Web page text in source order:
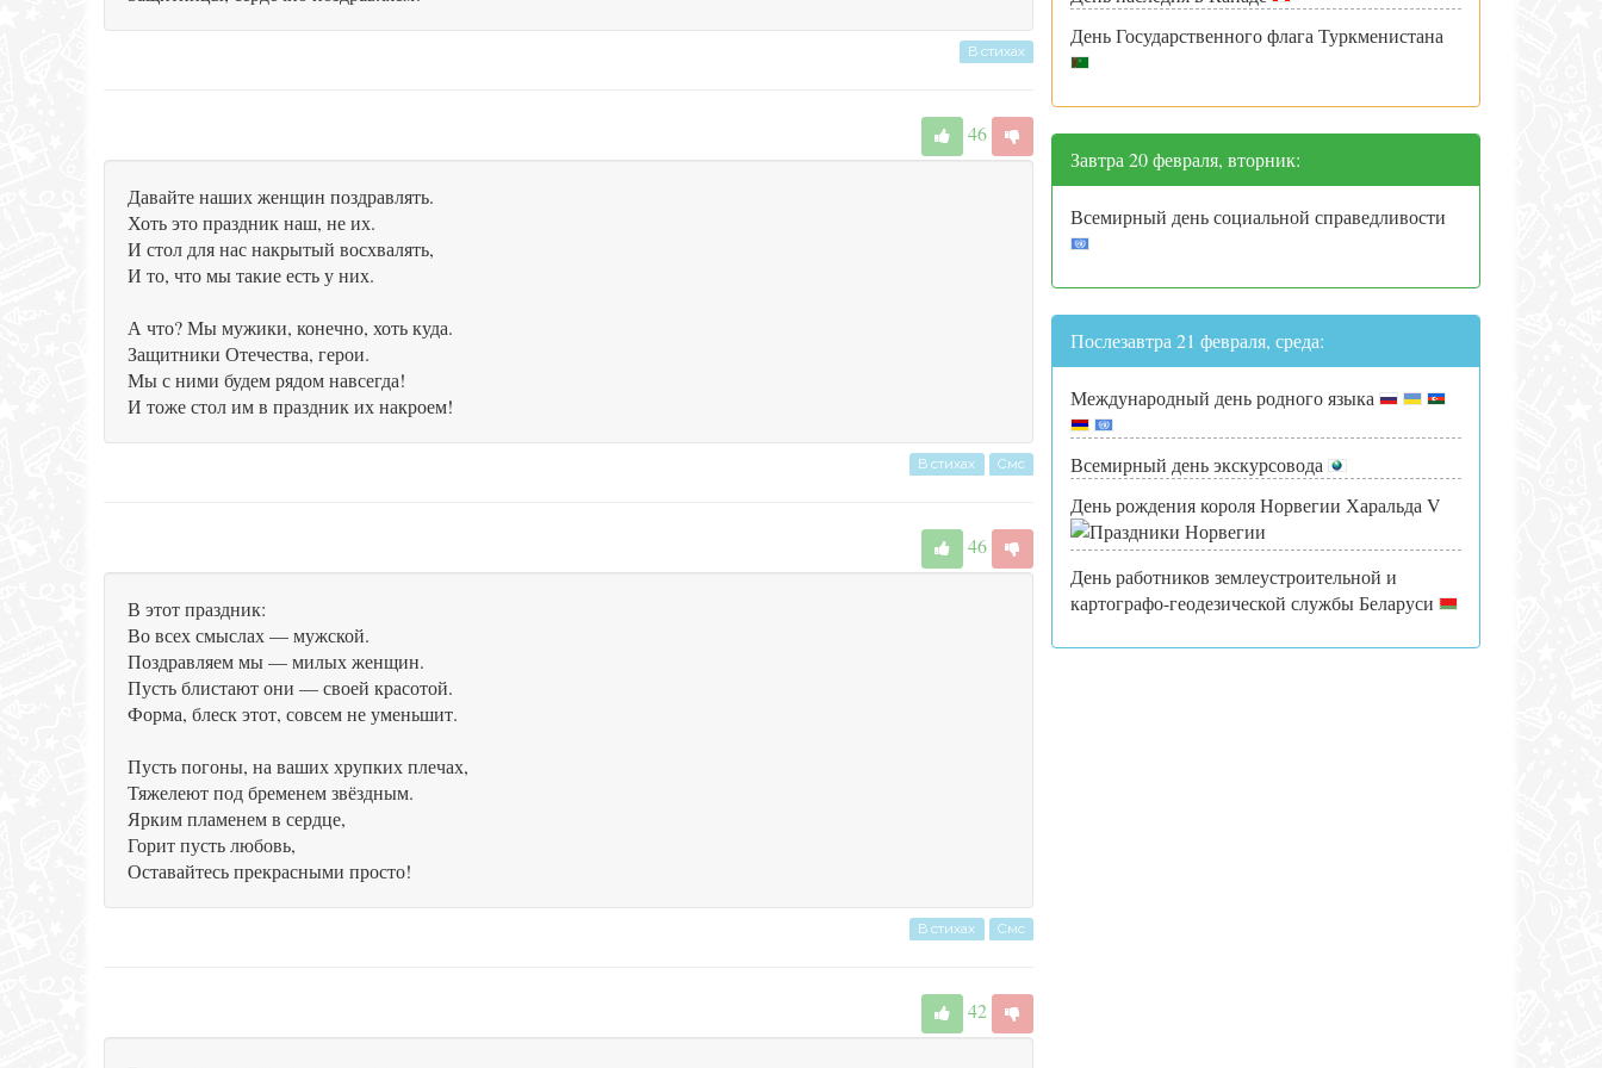
В стихах
46
Давайте наших женщин поздравлять.
Хоть это праздник наш, не их.
И стол для нас накрытый восхвалять,
И то, что мы такие есть у них.
А что? Мы мужики, конечно, хоть куда.
Защитники Отечества, герои.
Мы с ними будем рядом навсегда!
И тоже стол им в праздник их накроем!
В стихах Смс
46
В этот праздник:
Во всех смыслах — мужской.
Поздравляем мы — милых женщин.
Пусть блистают они — своей красотой.
Форма, блеск этот, совсем не уменьшит.
Пусть погоны, на ваших хрупких плечах,
Тяжелеют под бременем звёздным.
Ярким пламенем в сердце,
Горит пусть любовь,
Оставайтесь прекрасными просто!
В стихах Смс
42
День Государственного флага Туркменистана
Завтра 20 февраля, вторник:
Всемирный день социальной справедливости
Послезавтра 21 февраля, среда:
Международный день родного языка
Всемирный день экскурсовода
День рождения короля Норвегии Харальда V
День работников землеустроительной и
картографо-геодезической службы Беларуси